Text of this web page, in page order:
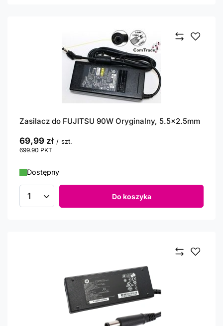
Zasilacz do FUJITSU 90W Oryginalny, 5.5x2.5mm
69,99 zł / szt.
699.90 PKT
Dostępny
Ilość produktów Do koszyka